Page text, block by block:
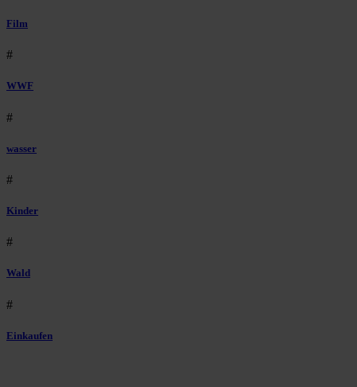
Film
#
WWF
#
wasser
#
Kinder
#
Wald
#
Einkaufen